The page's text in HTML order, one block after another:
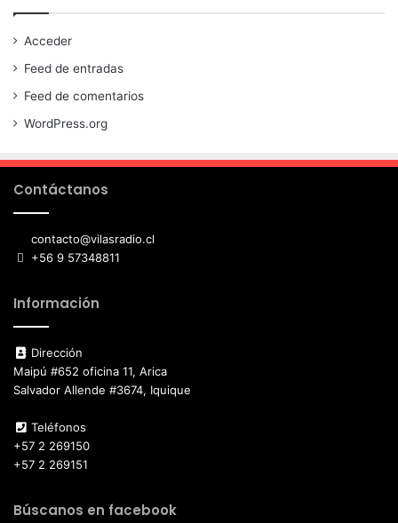
Acceder
Feed de entradas
Feed de comentarios
WordPress.org
Contáctanos
contacto@vilasradio.cl
+56 9 57348811
Información
Dirección
Maipú #652 oficina 11, Arica
Salvador Allende #3674, Iquique
Teléfonos
+57 2 269150
+57 2 269151
Búscanos en facebook